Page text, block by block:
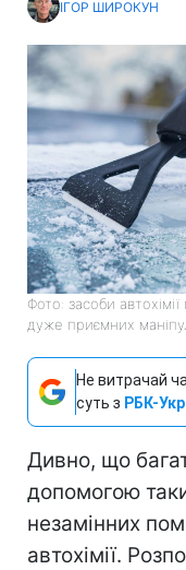
ІГОР ШИРОКУН
Фото: засоби
дуже приємних
Не витрачай
суть з РБК-
Дивно, що
допомогою
незамінних
автохімії.